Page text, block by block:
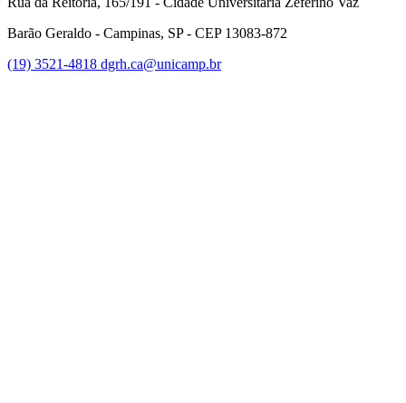
Barão Geraldo - Campinas, SP - CEP 13083-872
(19) 3521-4818 dgrh.ca@unicamp.br